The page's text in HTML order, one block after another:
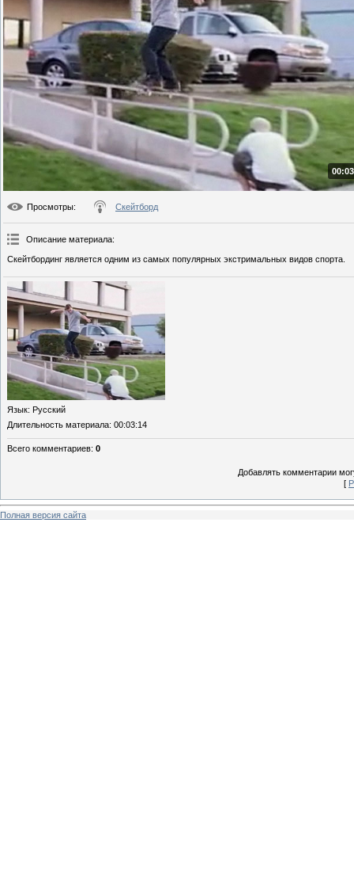
Просмотры: Скейтборд
Описание материала:
Скейтбординг является одним из самых популярных экстримальных видов спорта.
Язык: Русский
Длительность материала: 00:03:14
Всего комментариев: 0
Добавлять комментарии
[
Полная версия сайта